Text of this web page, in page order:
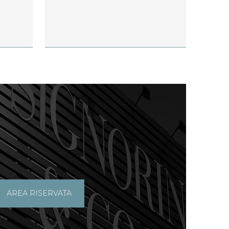
AREA RISERVATA